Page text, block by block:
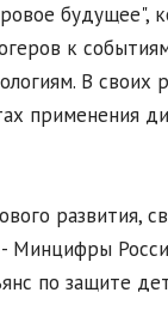
будущее",
к
В своих
применения
развития,
Минцифры
по защите